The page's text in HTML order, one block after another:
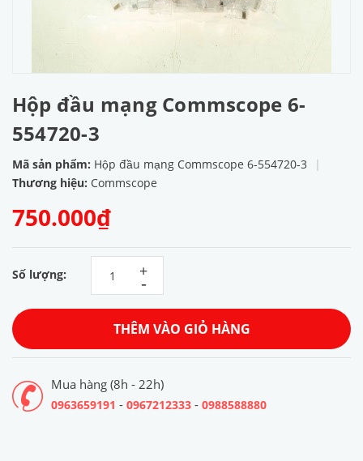
Hộp đầu mạng Commscope 6-
554720-3
Mã sản phẩm: Hộp đầu mạng Commscope 6-554720-3
|
Thương hiệu: Commscope
750.000₫
Số lượng: -
+
THÊM VÀO GIỎ HÀNG
Mua hàng (8h - 22h)
0963659191 - 0967212333 - 0988588880